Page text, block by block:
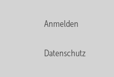
Anmelden
Datenschutz